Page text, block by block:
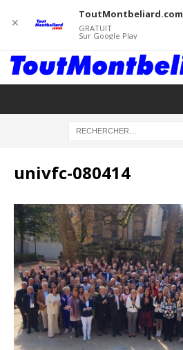
univfc-080414
✕
ToutMontbeliard.com
GRATUIT
Sur Google Play